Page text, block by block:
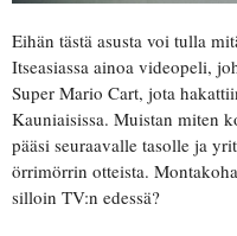
Eihän tästä asusta voi tulla
Itseasiassa ainoa videopeli,
Super Mario Cart, jota
Kauniaisissa. Muistan miten
pääsi seuraavalle tasolle ja
örrimörrin otteista.
silloin TV:n edessä?